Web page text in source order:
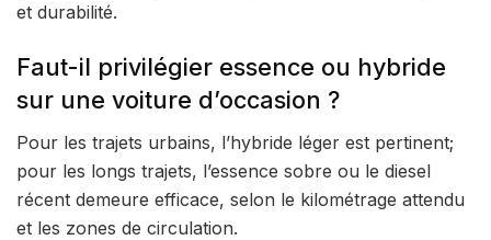
et durabilité.
Faut-il privilégier essence ou hybride
sur une voiture d’occasion ?
Pour les trajets urbains, l’hybride léger est pertinent;
pour les longs trajets, l’essence sobre ou le diesel
récent demeure efficace, selon le kilométrage attendu
et les zones de circulation.